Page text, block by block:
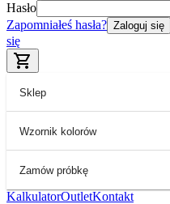
Hasło
Zapomniałeś hasła? Zaloguj się
się
Sklep
Wzornik kolorów
Zamów próbkę
KalkulatorOutletKontakt